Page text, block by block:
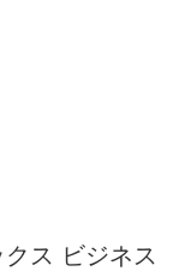
ス ビジネス